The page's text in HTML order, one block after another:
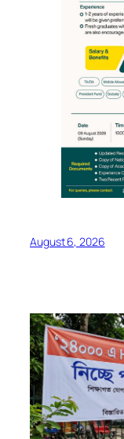
August 6, 2026